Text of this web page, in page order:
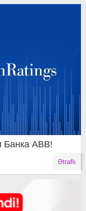
Банка ABB!
Ətraflı